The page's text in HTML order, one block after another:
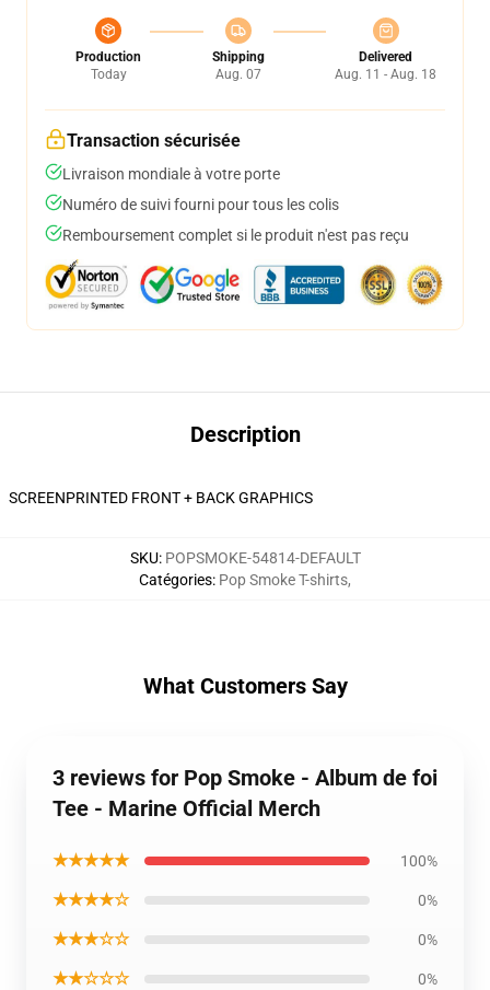
Production
Today
Shipping
Aug. 07
Delivered
Aug. 11 - Aug. 18
Transaction sécurisée
Livraison mondiale à votre porte
Numéro de suivi fourni pour tous les colis
Remboursement complet si le produit n'est pas reçu
Description
SCREENPRINTED FRONT + BACK GRAPHICS
SKU: POPSMOKE-54814-DEFAULT
Catégories: Pop Smoke T-shirts,
What Customers Say
3 reviews for Pop Smoke - Album de foi
Tee - Marine Official Merch
★★★★★ 100%
★★★★☆ 0%
★★★☆☆ 0%
★★☆☆☆ 0%